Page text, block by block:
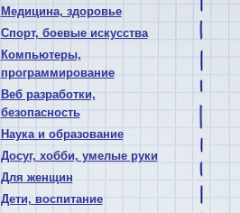
Медицина, здоровье
Спорт, боевые искусства
Компьютеры,
программирование
Веб разработки,
безопасность
Наука и образование
Досуг, хобби, умелые руки
Для женщин
Дети, воспитание